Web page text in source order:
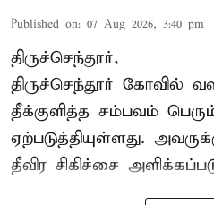
Published on: 07 Aug 2026, 3:40 pm
திருச்செந்தூர்,
திருச்செந்தூர் கோவில்
தீக்குளித்த சம்பவம்
ஏற்படுத்தியுள்ளது.
தீவிர சிகிச்சை